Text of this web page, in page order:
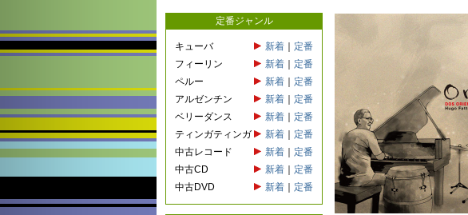
定番ジャンル
キューバ 新着
定番
フィーリン
新着
定番
ペルー
新着
定番
アルゼンチン
新着
定番
ベリーダンス
新着
定番
ティンガティンガ
新着
定番
中古レコード
新着
定番
中古CD
新着
定番
中古DVD
新着 定番